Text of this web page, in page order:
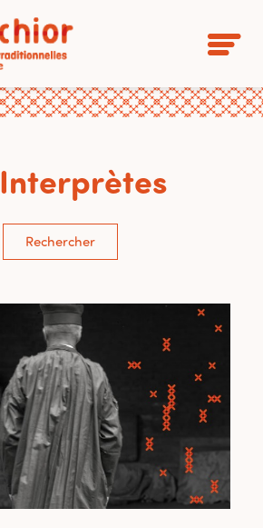
Interprètes
Rechercher